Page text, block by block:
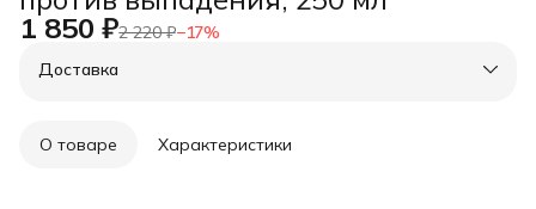
1 850 ₽2 220 ₽−17%
Доставка
О товаре Характеристики